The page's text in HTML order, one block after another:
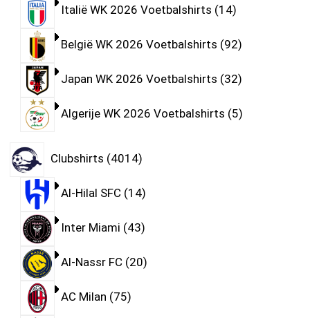
Italië WK 2026 Voetbalshirts 14
België WK 2026 Voetbalshirts 92
Japan WK 2026 Voetbalshirts 32
Algerije WK 2026 Voetbalshirts 5
Clubshirts 4014
Al-Hilal SFC 14
Inter Miami 43
Al-Nassr FC 20
AC Milan 75